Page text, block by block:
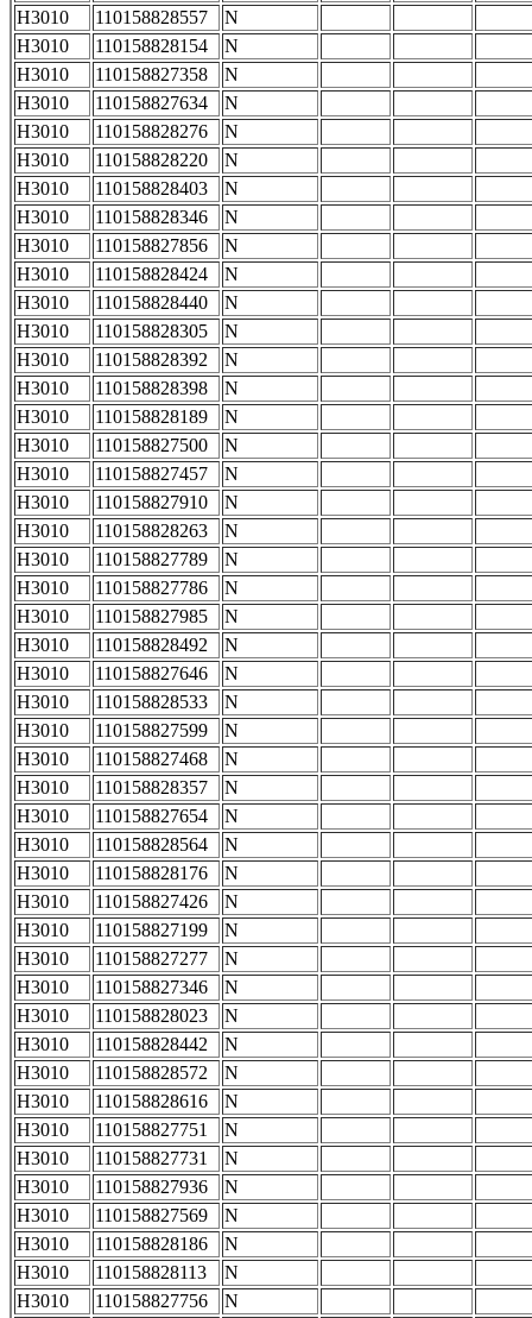
H3010
110158828557
N
H3010
110158828154
N
H3010
110158827358
N
H3010
110158827634
N
H3010
110158828276
N
H3010
110158828220
N
H3010
110158828403
N
H3010
110158828346
N
H3010
110158827856
N
H3010
110158828424
N
H3010
110158828440
N
H3010
110158828305
N
H3010
110158828392
N
H3010
110158828398
N
H3010
110158828189
N
H3010
110158827500
N
H3010
110158827457
N
H3010
110158827910
N
H3010
110158828263
N
H3010
110158827789
N
H3010
110158827786
N
H3010
110158827985
N
H3010
110158828492
N
H3010
110158827646
N
H3010
110158828533
N
H3010
110158827599
N
H3010
110158827468
N
H3010
110158828357
N
H3010
110158827654
N
H3010
110158828564
N
H3010
110158828176
N
H3010
110158827426
N
H3010
110158827199
N
H3010
110158827277
N
H3010
110158827346
N
H3010
110158828023
N
H3010
110158828442
N
H3010
110158828572
N
H3010
110158828616
N
H3010
110158827751
N
H3010
110158827731
N
H3010
110158827936
N
H3010
110158827569
N
H3010
110158828186
N
H3010
110158828113
N
H3010
110158827756
N